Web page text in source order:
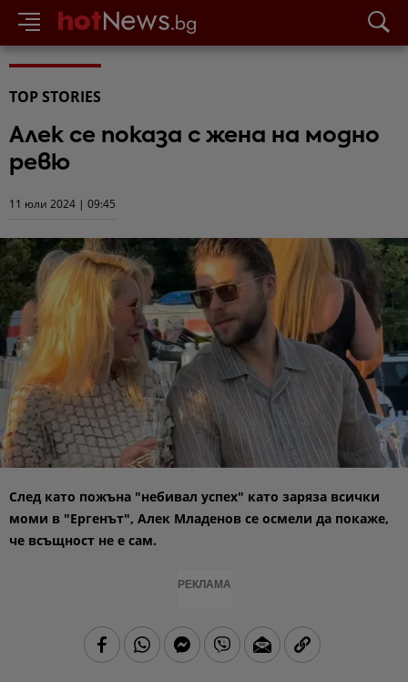
TOP STORIES
Алек се показа с жена на модно
ревю
11 юли 2024 | 09:45
След като пожъна "небивал успех" като заряза всички
моми в "Ергенът", Алек Младенов се осмели да покаже,
че всъщност не е сам.
РЕКЛАМА